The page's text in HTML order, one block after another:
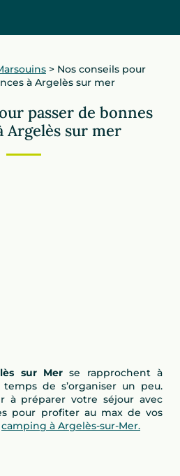
> Nos conseils pour
à Argelès sur mer
passer de bonnes
Argelès sur mer
sur Merse rapprochent à
de s’organiser un peu.
à préparer votre séjour avec
pour profiter au max de vos
camping à Argelès-sur-Mer.